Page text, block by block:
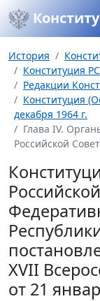
История
Конституция
Редакции
Конституция
декабря 1964 г.
Глава IV.
Российской
XVII
от 21